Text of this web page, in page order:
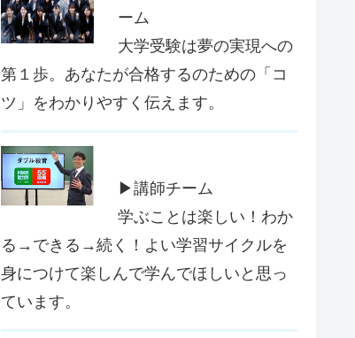
ーム
大学受験は夢の実現への
第１歩。あなたが合格するのための「コ
ツ」をわかりやすく伝えます。
▶講師チーム
学ぶことは楽しい！わか
る→できる→続く！よい学習サイクルを
身につけて楽しんで学んでほしいと思っ
ています。